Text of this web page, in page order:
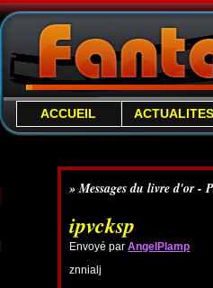
ACCUEIL ACTUALITES
» Messages du livre d'or -
ipvcksp
Envoyé parAngelPlamp
znnialj